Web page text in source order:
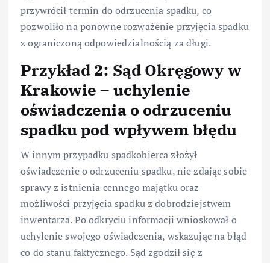
przywrócił termin do odrzucenia spadku, co
pozwoliło na ponowne rozważenie przyjęcia spadku
z ograniczoną odpowiedzialnością za długi.
Przykład 2: Sąd Okręgowy w
Krakowie – uchylenie
oświadczenia o odrzuceniu
spadku pod wpływem błędu
W innym przypadku spadkobierca złożył
oświadczenie o odrzuceniu spadku, nie zdając sobie
sprawy z istnienia cennego majątku oraz
możliwości przyjęcia spadku z dobrodziejstwem
inwentarza. Po odkryciu informacji wnioskował o
uchylenie swojego oświadczenia, wskazując na błąd
co do stanu faktycznego. Sąd zgodził się z